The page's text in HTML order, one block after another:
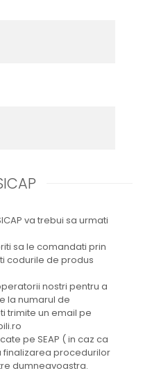
va trebui sa urmati
sa le comandati prin
codurile de produs
nostri pentru a
la numarul de
trimite un email pe
pe SEAP ( in caz ca
finalizarea procedurilor
dumneavoastra.